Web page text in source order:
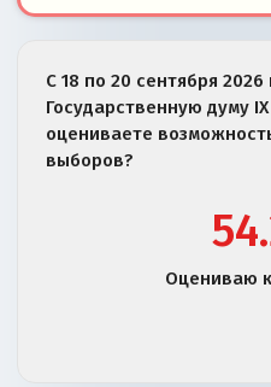
С 18 по 20 сентября
Государственную думу
оцениваете
выборов?
Оцениваю